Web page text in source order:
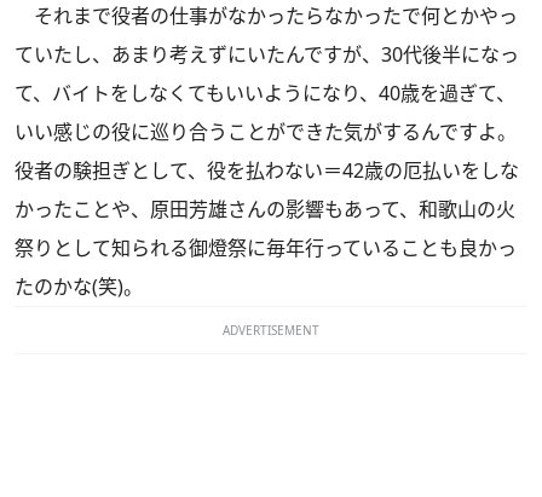
それまで役者の仕事がなかったらなかったで何とかやっ
ていたし、あまり考えずにいたんですが、30代後半になっ
て、バイトをしなくてもいいようになり、40歳を過ぎて、
いい感じの役に巡り合うことができた気がするんですよ。
役者の験担ぎとして、役を払わない＝42歳の厄払いをしな
かったことや、原田芳雄さんの影響もあって、和歌山の火
祭りとして知られる御燈祭に毎年行っていることも良かっ
たのかな(笑)。
ADVERTISEMENT